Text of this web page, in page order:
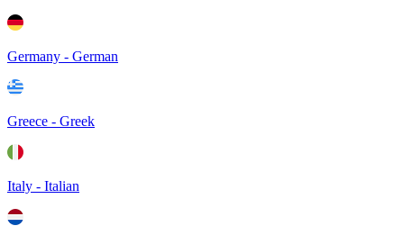
Germany - German
Greece - Greek
Italy - Italian